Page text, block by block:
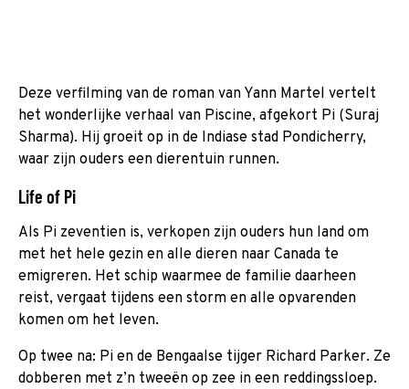
Deze verfilming van de roman van Yann Martel vertelt
het wonderlijke verhaal van Piscine, afgekort Pi (Suraj
Sharma). Hij groeit op in de Indiase stad Pondicherry,
waar zijn ouders een dierentuin runnen.
Life of Pi
Als Pi zeventien is, verkopen zijn ouders hun land om
met het hele gezin en alle dieren naar Canada te
emigreren. Het schip waarmee de familie daarheen
reist, vergaat tijdens een storm en alle opvarenden
komen om het leven.
Op twee na: Pi en de Bengaalse tijger Richard Parker. Ze
dobberen met z’n tweeën op zee in een reddingssloep.